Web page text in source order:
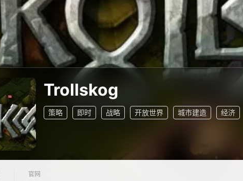
Trollskog
策略 即时 战略 开放世界 城市建造 经济
官网